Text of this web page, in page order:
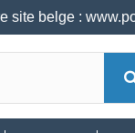
site belge :